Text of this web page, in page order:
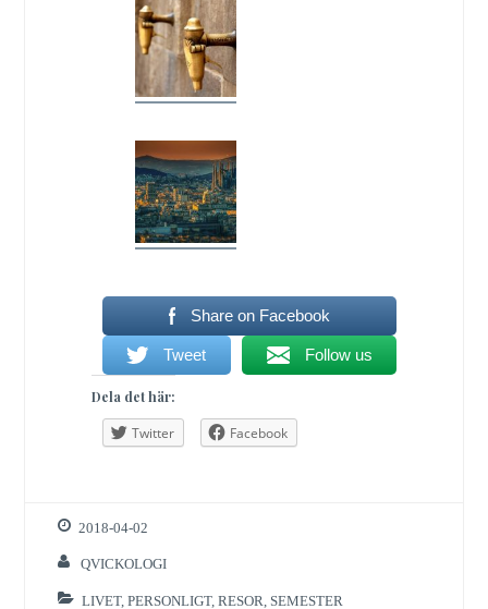
Share on Facebook
Tweet Follow us
Dela det här:
Twitter Facebook
2018-04-02
QVICKOLOGI
LIVET,PERSONLIGT,RESOR SEMESTER